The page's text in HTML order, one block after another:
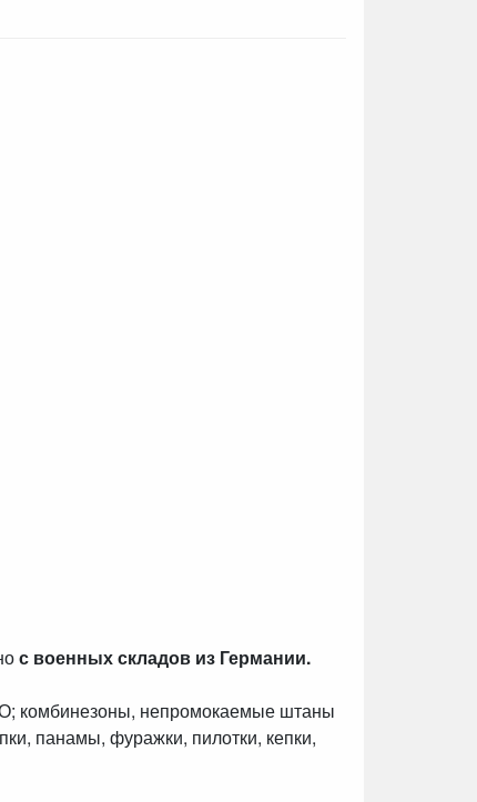
с военных складов из Германии.
комбинезоны, непромокаемые штаны
панамы, фуражки, пилотки, кепки,